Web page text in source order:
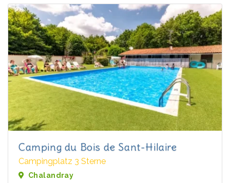
Camping du Bois de Sant-Hilaire
Campingplatz 3 Sterne
Chalandray